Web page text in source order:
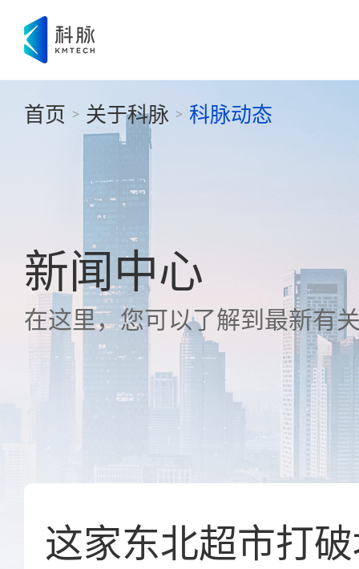
首页 > 关于科脉 > 科脉动态
新闻中心
在这里，您可以了解到最新有
这家东北超市打